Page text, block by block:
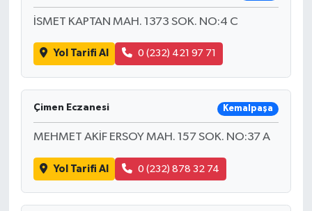
İSMET KAPTAN MAH. 1373 SOK. NO:4 C
Yol Tarifi Al 0 (232) 421 97 71
Çimen Eczanesi Kemalpaşa
MEHMET AKİF ERSOY MAH. 157 SOK. NO:37 A
Yol Tarifi Al 0 (232) 878 32 74